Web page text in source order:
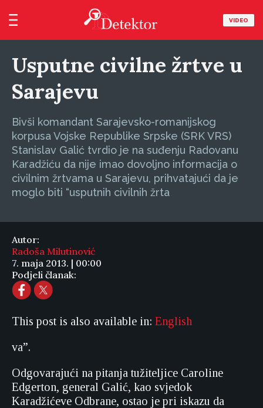
VIDEO
Usputne civilne žrtve u
Sarajevu
Bivši komandant Sarajevsko-romanijskog
korpusa Vojske Republike Srpske (SRK VRS)
Stanislav Galić tvrdio je na suđenju Radovanu
Karadžiću da nije imao dovoljno informacija o
civilnim žrtvama u Sarajevu, prihvatajući da je
moglo biti “usputnih civilnih žrta
Autor:
Radoša Milutinović
7. maja 2013. | 00:00
Podjeli članak:
This post is also available in: English
va”.
Odgovarajući na pitanja tužiteljice Caroline
Edgerton, general Galić, kao svjedok
Karadžićeve Odbrane, ostao je pri iskazu da